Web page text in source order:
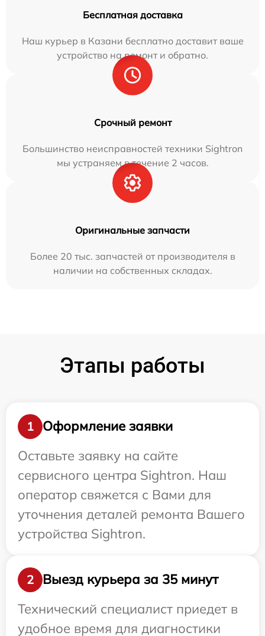
Бесплатная доставка
Наш курьер в Казани бесплатно доставит ваше
устройство на ремонт и обратно.
Срочный ремонт
Большинство неисправностей техники Sightron
мы устраняем в течение 2 часов.
Оригинальные запчасти
Более 20 тыс. запчастей от производителя в
наличии на собственных складах.
Этапы работы
1
Оформление заявки
Оставьте заявку на сайте
сервисного центра Sightron. Наш
оператор свяжется с Вами для
уточнения деталей ремонта Вашего
устройства Sightron.
2
Выезд курьера за 35 минут
Технический специалист приедет в
удобное время для диагностики